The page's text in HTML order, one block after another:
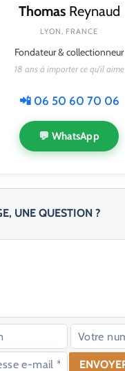
ThomasReynaud
LYON, FRANCE
Fondateur & collectionneur
18 ans à importer ce qu'il aime
📲 06 50 60 70 06
💬 WhatsApp
UNE QUESTION ?